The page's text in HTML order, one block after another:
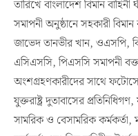
সমাপনী অনুষ্ঠানে সহকারী বিমান
জাভেদ তানভীর খান, ওএসপি,
এসিএসসি, পিএসসি সমাপনী
অংশগ্রহণকারীদের সাথে
যুক্তরাষ্ট্র দুতাবাসের
সামরিক ও বেসামরিক কর্মকর্তা,
কর্মকর্তা এবং তিন বাহিনীর